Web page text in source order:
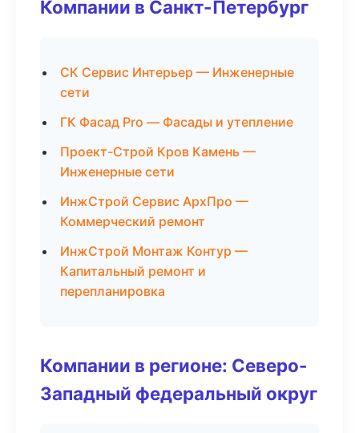
Компании в Санкт-Петербург
СК Сервис Интерьер — Инженерные
сети
ГК Фасад Pro — Фасады и утепление
Проект-Строй Кров Камень —
Инженерные сети
ИнжСтрой Сервис АрхПро —
Коммерческий ремонт
ИнжСтрой Монтаж Контур —
Капитальный ремонт и
перепланировка
Компании в регионе: Северо-
Западный федеральный округ